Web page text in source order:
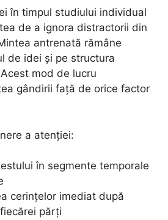
în timpul studiului individual
de a ignora distractorii din
antrenată rămâne
de idei și pe structura
mod de lucru
gândirii față de orice factor
a atenției:
în segmente temporale
cerințelor imediat după
părți